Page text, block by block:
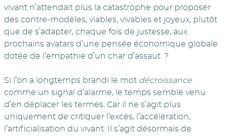
vivant n’attendait plus la catastrophe pour proposer
des contre-modèles, viables, vivables et joyeux, plutôt
que de s’adapter, chaque fois de justesse, aux
prochains avatars d’une pensée économique globale
dotée de l’empathie d’un char d’assaut ?
Si l’on a longtemps brandi le mot décroissance
comme un signal d’alarme, le temps semble venu
d’en déplacer les termes. Car il ne s’agit plus
uniquement de critiquer l’excès, l’accélération,
l’artificialisation du vivant. Il s’agit désormais de